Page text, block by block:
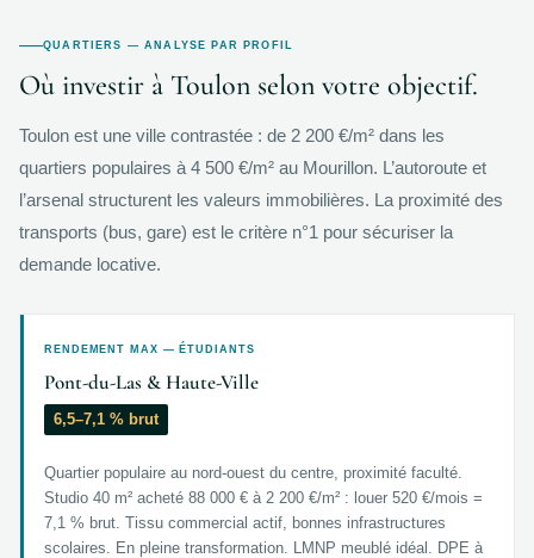
QUARTIERS — ANALYSE PAR PROFIL
Où investir à Toulon selon votre objectif.
Toulon est une ville contrastée : de 2 200 €/m² dans les
quartiers populaires à 4 500 €/m² au Mourillon. L’autoroute et
l’arsenal structurent les valeurs immobilières. La proximité des
transports (bus, gare) est le critère n°1 pour sécuriser la
demande locative.
RENDEMENT MAX — ÉTUDIANTS
Pont-du-Las & Haute-Ville
6,5–7,1 % brut
Quartier populaire au nord-ouest du centre, proximité faculté.
Studio 40 m² acheté 88 000 € à 2 200 €/m² : louer 520 €/mois =
7,1 % brut. Tissu commercial actif, bonnes infrastructures
scolaires. En pleine transformation. LMNP meublé idéal. DPE à